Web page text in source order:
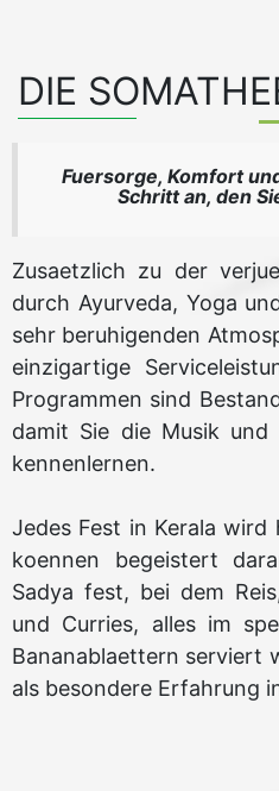
DIE
Fuersorge, Komfort
Schritt an, den
Zusaetzlich zu der
durch Ayurveda, Yoga
sehr beruhigenden
einzigartige
Programmen sind
damit Sie die Musik und
kennenlernen.
Jedes Fest in Kerala
koennen begeistert
Sadya fest, bei dem
und Curries, alles im
Bananablaettern serviert
als besondere Erfahrung